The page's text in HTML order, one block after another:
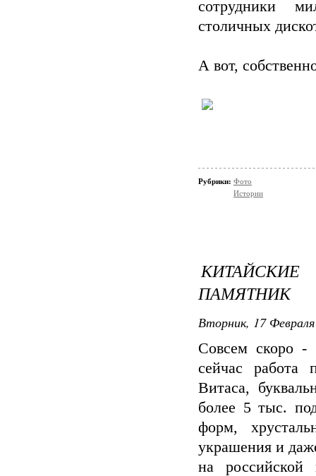
сотрудники
столичных
А вот,
Рубрики: Фото
Истории
ПАМЯТНИК
Вторник, 17
Совсем скоро
сейчас работа
Витаса,
более 5 тыс.
форм,
украшения и
на российской